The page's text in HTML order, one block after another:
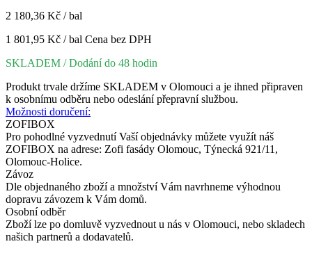
2 180,36 Kč / bal
1 801,95 Kč / bal Cena bez DPH
SKLADEM / Dodání do 48 hodin
Produkt trvale držíme SKLADEM v Olomouci a je ihned připraven
k osobnímu odběru nebo odeslání přepravní službou.
Možnosti doručení:
ZOFIBOX
Pro pohodlné vyzvednutí Vaší objednávky můžete využít náš
ZOFIBOX na adrese: Zofi fasády Olomouc, Týnecká 921/11,
Olomouc-Holice.
Závoz
Dle objednaného zboží a množství Vám navrhneme výhodnou
dopravu závozem k Vám domů.
Osobní odběr
Zboží lze po domluvě vyzvednout u nás v Olomouci, nebo skladech
našich partnerů a dodavatelů.